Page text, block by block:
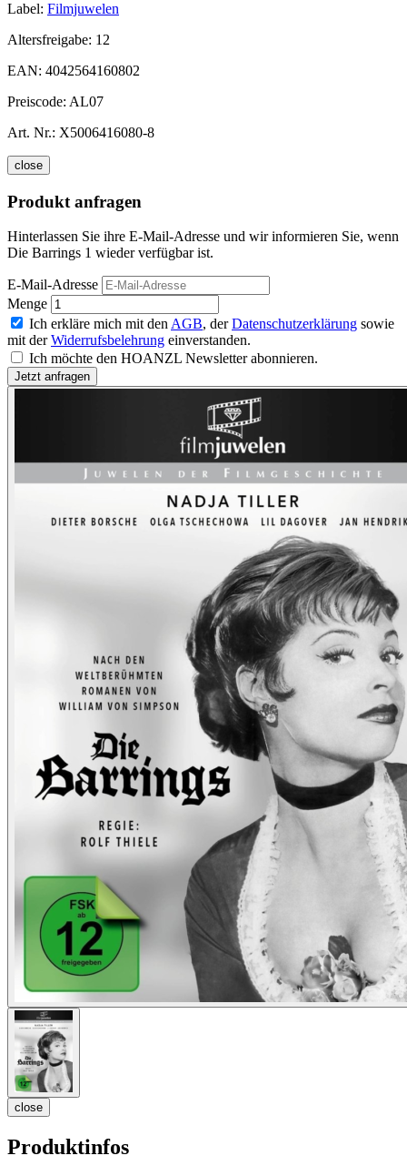
Label: Filmjuwelen
Altersfreigabe: 12
EAN: 4042564160802
Preiscode: AL07
Art. Nr.: X5006416080-8
close
Produkt anfragen
Hinterlassen Sie ihre E-Mail-Adresse und wir informieren Sie, wenn
Die Barrings 1 wieder verfügbar ist.
E-Mail-Adresse
Menge
Ich erkläre mich mit den AGB, derDatenschutzerklärung sowie
mit derWiderrufsbelehrung einverstanden.
Ich möchte den HOANZL Newsletter abonnieren.
close
Produktinfos